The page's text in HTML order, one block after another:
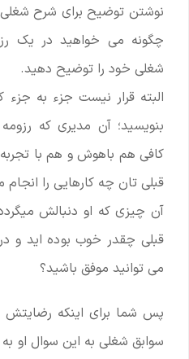
نوشتن توضیح برای شرح
چگونه می خواهید در یک
شغلی خود را توضیح دهید.
البته قرار نیست جزء به جزء
بنویسید؛ آن مدیری که
کافی هم باهوش و هم با
قبلی تان چه کارهایی را انجام
آن چیزی که او دنبالش
قبلی چقدر خوب بوده اید و
می توانید موفق باشید؟
پس شما برای اینکه
سوابق شغلی به این سوال او